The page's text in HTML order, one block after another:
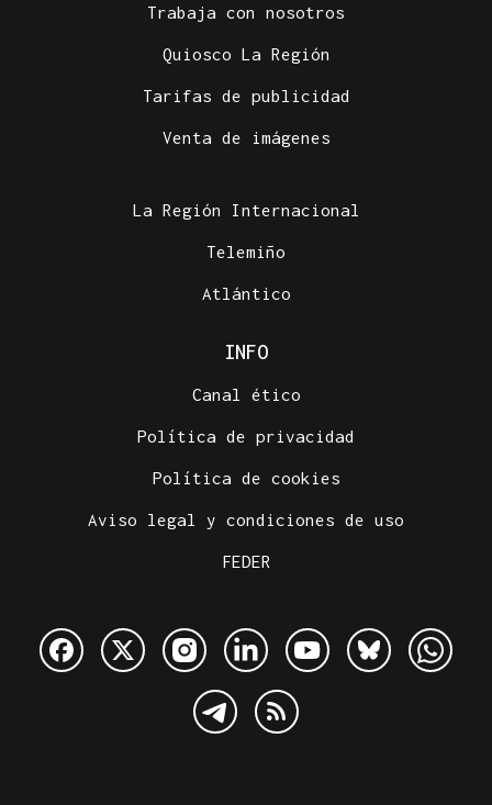
Trabaja con nosotros
Quiosco La Región
Tarifas de publicidad
Venta de imágenes
La Región Internacional
Telemiño
Atlántico
INFO
Canal ético
Política de privacidad
Política de cookies
Aviso legal y condiciones de uso
FEDER